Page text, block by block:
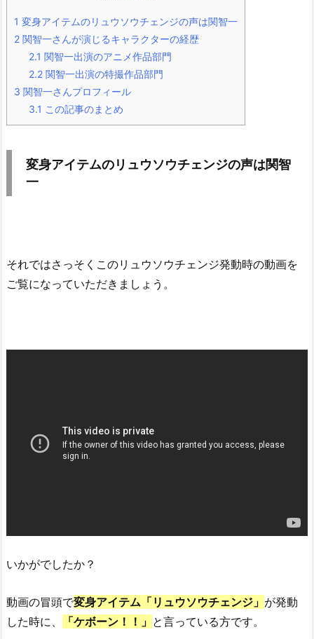
1 変身アイテムのリュウソウチェンジの声は関智一
2 関智一さんが演じるキャラクターの経歴
2.1 関智一出演のアニメ作品部門
2.2 関智一出演の特撮作品部門
3 関智一さんプロフィール
3.1 この記事のまとめ
変身アイテムのリュウソウチェンジの声は関智
一
それではさっそくこのリュウソウチェンジ発動時の動画を
ご覧になっていただきましょう。
いかがでしたか？
動画の冒頭で変身アイテム 「リュウソウチェンジ」 が発動
した時に、
「ケボーン！！」 と言っている方です。